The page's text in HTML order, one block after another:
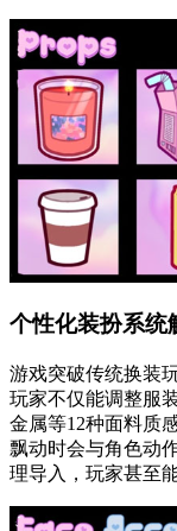
个性化装扮系统
游戏突破传统换装
玩家不仅能调整服
金属等12种面料质
飘动时会与角色动
理导入，玩家甚至